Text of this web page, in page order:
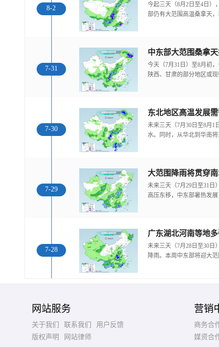
8-2
今起三天（8月2日至4日）
部仍有大范围高温桑拿天
7-31
中东部大范围桑拿
今天（7月31日）至8月初
陕西、甘肃的部分地区或
7-30
东北地区高温发展
未来三天（7月30日至8月1
水。同时，从华北到华南
7-29
大范围降雨将贯穿
未来三天（7月29日至31日
高压东移，中东部暑热发
7-28
广东湖北河南等地
未来三天（7月28日至30日
降雨。本周中东部将迎大
网站服务
关于我们 联系我们
用户反馈
版权声明
网站律师
营销
商务合
媒资合